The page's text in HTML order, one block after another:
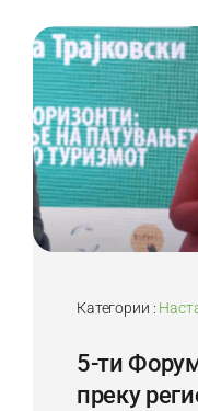
Категории :
5-ти
преку